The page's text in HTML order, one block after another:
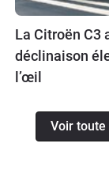
La Citroën C3
déclinaison
l’œil
Voir toute